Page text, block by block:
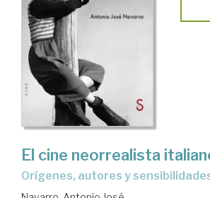
El cine neorrealista
Orígenes, autores y